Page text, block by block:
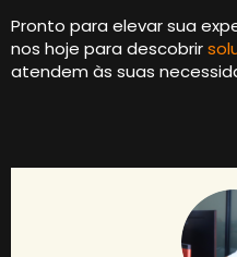
Pronto para elevar sua
nos hoje para descobrir
atendem às suas